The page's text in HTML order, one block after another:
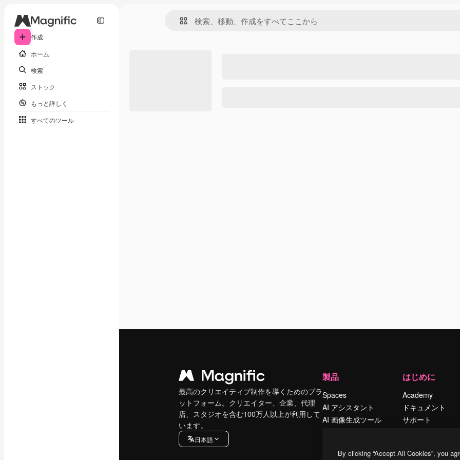
作成
ホーム
検索
ストック
もっと詳しく
すべてのツール
最高のクリエイティブ制作を導くためのプラ
ットフォーム。クリエイター、企業、代理
店、スタジオを含む100万人以上が利用して
います。
日本語
製品
Spaces
AI アシスタント
AI 画像生成ツール
ストックコンテン
はじめに
Academy
ドキュメント
サポート
シー
By clicking “Accept All Cookies”, you